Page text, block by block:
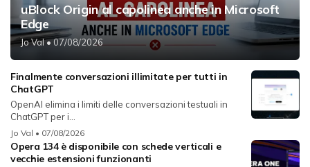
uBlock Origin al capolinea anche in Microsoft
Edge
Jo Val• 07/08/2026
Finalmente conversazioni illimitate per tutti in
ChatGPT
OpenAI elimina i limiti delle conversazioni testuali in
ChatGPT per i...
Jo Val • 07/08/2026
Opera 134 è disponibile con schede verticali e
vecchie estensioni funzionanti